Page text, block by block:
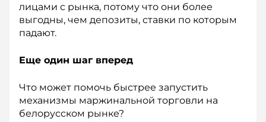
лицами с рынка, потому что они более
выгодны, чем депозиты, ставки по которым
падают.
Еще один шаг вперед
Что может помочь быстрее запустить
механизмы маржинальной торговли на
белорусском рынке?